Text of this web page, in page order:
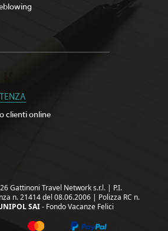
clienti online
Gattinoni Travel Network s.r.l. | P.I.
n. 21414 del 08.06.2006 | Polizza RC n.
SAI- Fondo Vacanze Felici